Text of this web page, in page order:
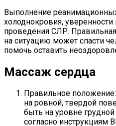
Выполнение
холоднокровия, уверенности
проведения СЛР.
на ситуацию может спасти
помочь оставить
Массаж сердца
Правильное
на ровной, твердой
быть на уровне
согласно инструкциям